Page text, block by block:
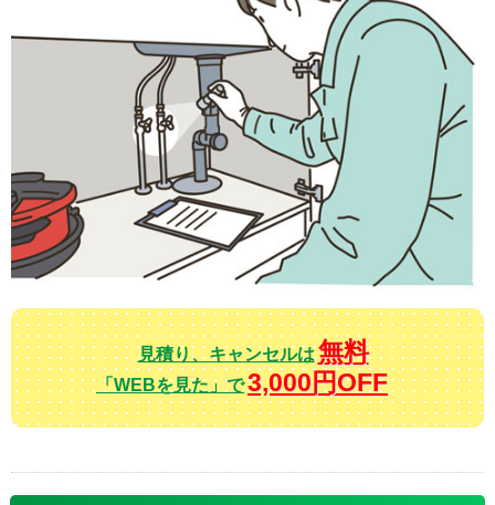
見積り、キャンセルは無料
「WEBを見た」で3,000円OFF